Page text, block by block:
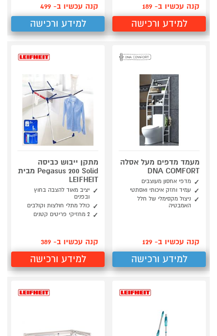
קנה עכשיו ב- 189
למידע ורכישה
קנה עכשיו ב- 499
למידע ורכישה
מעמד מדפים מעל אסלה
DNA COMFORT
מדפי אחסון מעוצבים
עמיד וחזק איכותי ואסתטי
ניצול מקסימלי של חלל
האמבטיה
קנה עכשיו ב- 129
למידע ורכישה
מתקן ייבוש כביסה
Pegasus 200 Solid מבית
LEIFHEIT
יציב מאוד להצבה בחוץ
ובפנים
כולל מתלי חולצות וקולבים
2 מחזיקי פריטים קטנים
קנה עכשיו ב- 389
למידע ורכישה